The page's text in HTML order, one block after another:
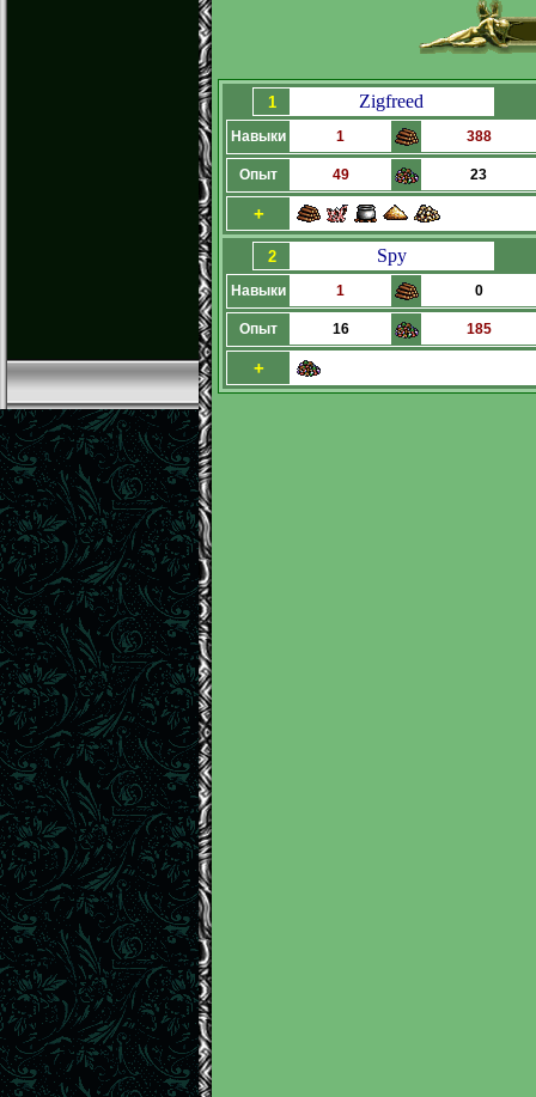
1 Zigfreed
Навыки 1 388
Опыт 49 23
+
2 Spy
Навыки 1 0
Опыт 16 185
+